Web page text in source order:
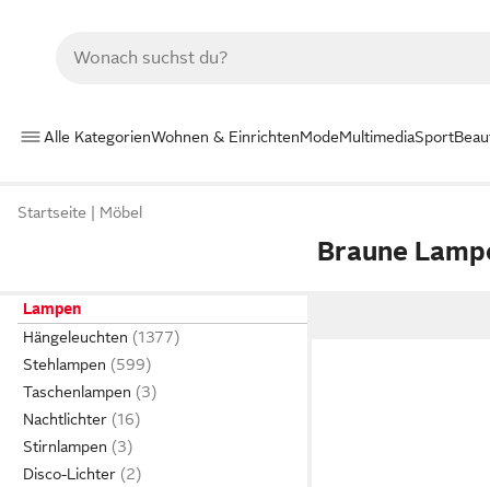
Alle KategorienWohnen & EinrichtenModeMultimediaSport
Startseite Möbel
Braune
Lampen
Hängeleuchten
Stehlampen
Taschenlampen
Nachtlichter
Stirnlampen
Disco-Lichter